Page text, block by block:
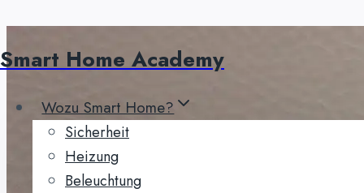
Inhalt
Smart Home Academy
Wozu Smart Home?
Sicherheit
Heizung
Beleuchtung